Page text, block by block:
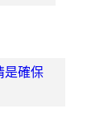
是確保